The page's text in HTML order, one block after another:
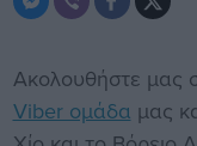
Ακολουθήστε μας
Viber ομάδα μας